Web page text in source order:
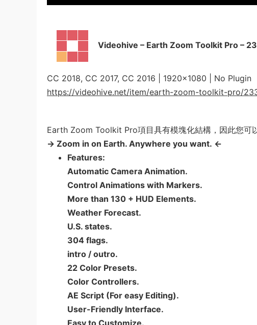
Videohive – Earth Zoom Toolkit Pro –
CC 2018, CC 2017, CC 2016 | 1920×1080 | No Plugin
https://videohive.net/item/earth-zoom-toolkit-pro/
Earth Zoom Toolkit Pro項目具有模塊化結構，因此您可
→ Zoom in on Earth. Anywhere you want. ←
Features:
Automatic Camera Animation.
Control Animations with Markers.
More than 130 + HUD Elements.
Weather Forecast.
U.S. states.
304 flags.
intro / outro.
22 Color Presets.
Color Controllers.
AE Script (For easy Editing).
User-Friendly Interface.
Easy to Customize.